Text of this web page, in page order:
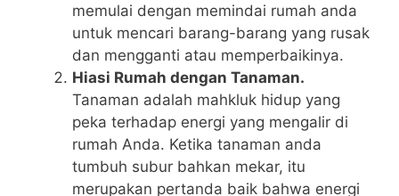
memulai dengan memindai rumah anda
untuk mencari barang-barang yang rusak
dan mengganti atau memperbaikinya.
Hiasi Rumah dengan Tanaman.
Tanaman adalah mahkluk hidup yang
peka terhadap energi yang mengalir di
rumah Anda. Ketika tanaman anda
tumbuh subur bahkan mekar, itu
merupakan pertanda baik bahwa energi